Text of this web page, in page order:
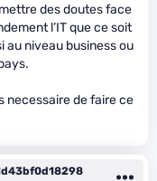
des doutes face
l’IT que ce soit
au niveau business ou
necessaire de faire ce